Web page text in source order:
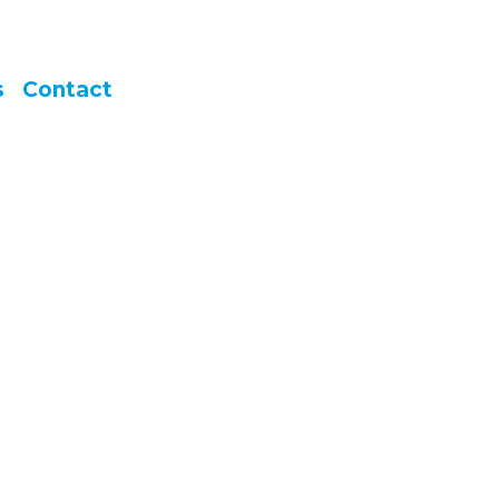
Contact